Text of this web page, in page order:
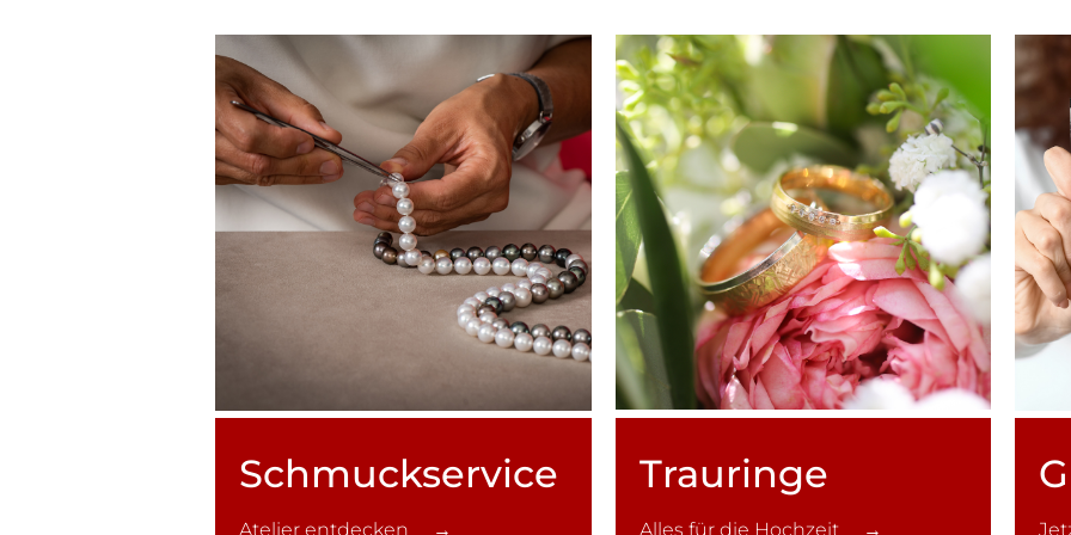
Schmuck­service
Atelier entdecken →
Trauringe
Alles für die Hochzeit →